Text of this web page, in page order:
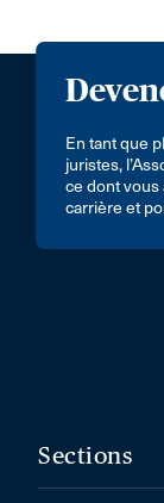
En tant que
juristes,
ce dont
carrière et
Sections